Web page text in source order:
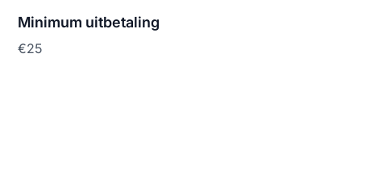
Minimum uitbetaling
€25